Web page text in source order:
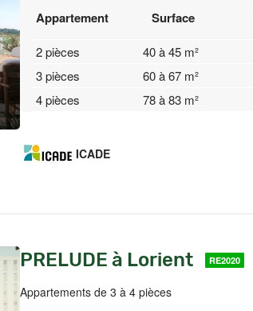
Appartement Surface
2 pièces 40 à 45 m²
3 pièces 60 à 67 m²
4 pièces 78 à 83 m²
ICADE
PRELUDE à Lorient RE2020
Appartements de 3 à 4 pièces